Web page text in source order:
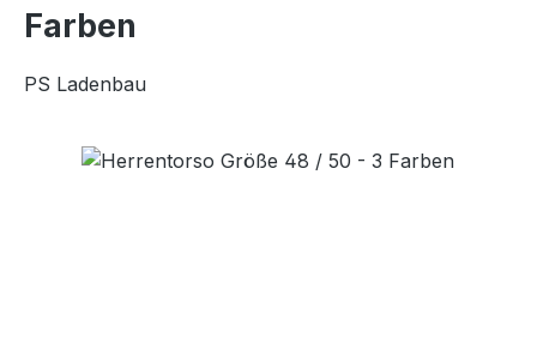
Farben
PS Ladenbau